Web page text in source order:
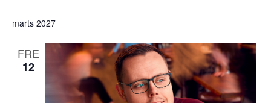
marts 2027
FRE
12